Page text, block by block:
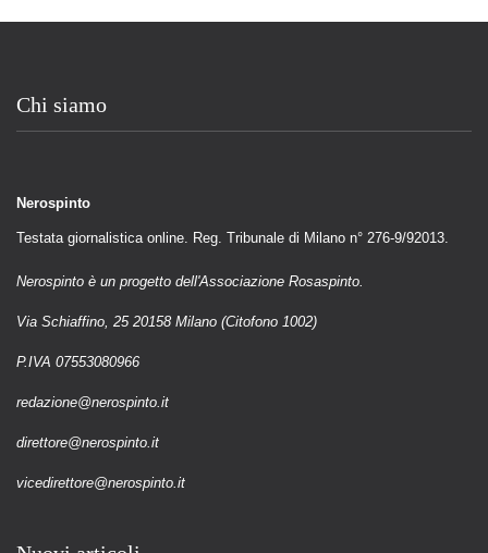
Chi siamo
Nerospinto
Testata giornalistica online. Reg. Tribunale di Milano n° 276-9/92013.
Nerospinto è un progetto dell'Associazione Rosaspinto.
Via Schiaffino, 25 20158 Milano (Citofono 1002)
P.IVA 07553080966
redazione@nerospinto.it
direttore@nerospinto.it
vicedirettore@nerospinto.it